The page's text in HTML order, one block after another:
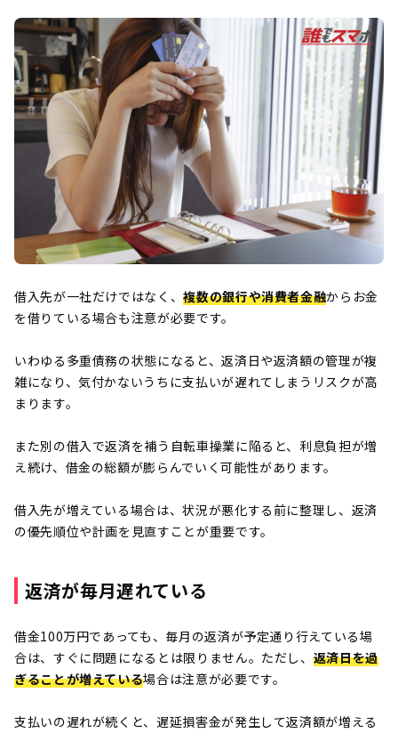
借入先が一社だけではなく、複数の銀行や消費者金融からお金
を借りている場合も注意が必要です。
いわゆる多重債務の状態になると、返済日や返済額の管理が複
雑になり、気付かないうちに支払いが遅れてしまうリスクが高
まります。
また別の借入で返済を補う自転車操業に陥ると、利息負担が増
え続け、借金の総額が膨らんでいく可能性があります。
借入先が増えている場合は、状況が悪化する前に整理し、返済
の優先順位や計画を見直すことが重要です。
返済が毎月遅れている
借金100万円であっても、毎月の返済が予定通り行えている場
合は、すぐに問題になるとは限りません。ただし、 返済日を過
ぎることが増えている場合は注意が必要です。
支払いの遅れが続くと、遅延損害金が発生して返済額が増える